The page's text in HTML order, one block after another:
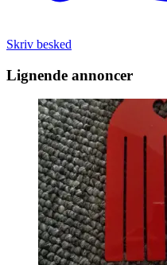
Skriv besked
Lignende annoncer